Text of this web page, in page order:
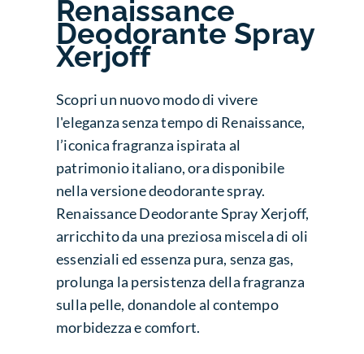
Renaissance
Deodorante Spray
Xerjoff
Scopri un nuovo modo di vivere
l'eleganza senza tempo di Renaissance,
l’iconica fragranza ispirata al
patrimonio italiano, ora disponibile
nella versione deodorante spray.
Renaissance Deodorante Spray Xerjoff,
arricchito da una preziosa miscela di oli
essenziali ed essenza pura, senza gas,
prolunga la persistenza della fragranza
sulla pelle, donandole al contempo
morbidezza e comfort.